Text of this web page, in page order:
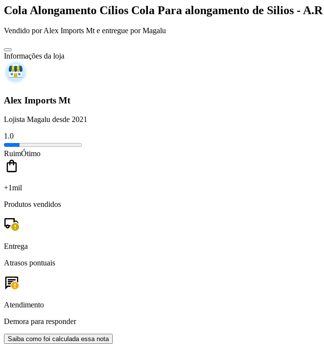
Cola Alongamento Cílios Cola Para alongamento de Silios -
Vendido porAlex Imports Mte entregue por Magalu
Informações da loja
Alex Imports Mt
Lojista Magalu desde 2021
1.0
RuimÓtimo
+1mil
Produtos vendidos
Entrega
Atrasos pontuais
Atendimento
Demora para responder
Saiba como foi calculada essa nota